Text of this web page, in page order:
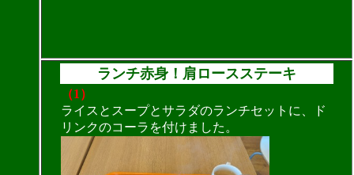
ランチ赤身！肩ロースステーキ
（1）
ライスとスープとサラダのランチセットに、ド
リンクのコーラを付けました。